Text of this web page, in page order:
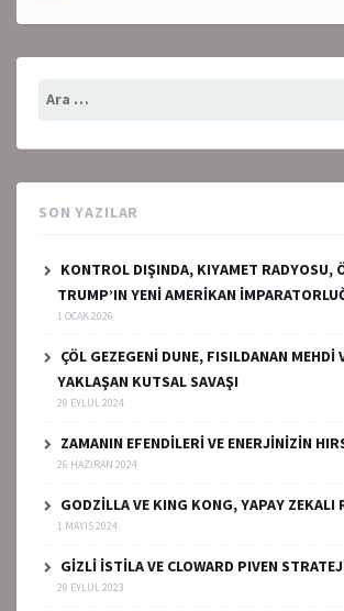
Arama:
SON YAZILAR
KONTROL DIŞINDA, KIYAMET RADYOSU,
TRUMP’IN YENİ AMERİKAN
1 OCAK 2026
ÇÖL GEZEGENİ DUNE, FISILDANAN MEHDİ
YAKLAŞAN KUTSAL SAVAŞI
29 EYLÜL 2024
ZAMANIN EFENDİLERİ VE ENERJİNİZİN
26 HAZIRAN 2024
GODZİLLA VE KING KONG, YAPAY ZEKALI
1 MAYIS 2024
GİZLİ İSTİLA VE CLOWARD PIVEN
29 EYLÜL 2023